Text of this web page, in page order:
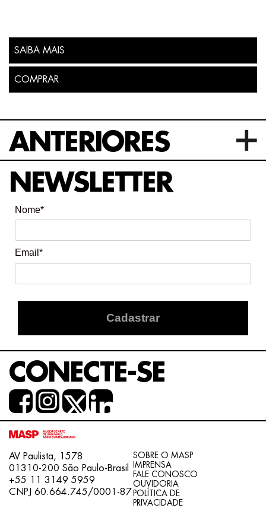
SAIBA MAIS
COMPRAR
ANTERIORES
NEWSLETTER
Nome*
Email*
Cadastrar
CONECTE-SE
AV Paulista, 1578
01310-200 São Paulo-Brasil
+55 11 3149 5959
CNPJ 60.664.745/0001-87
SOBRE O MASP
IMPRENSA
FALE CONOSCO
OUVIDORIA
POLÍTICA DE
PRIVACIDADE